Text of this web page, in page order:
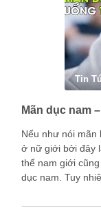
Tin
Nếu như nói mãn
ở nữ giới bởi đây
thể nam giới
dục nam. Tuy